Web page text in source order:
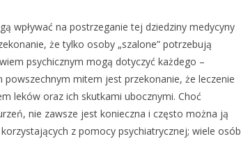
wpływać na postrzeganie tej dziedziny medycyny
że tylko osoby „szalone” potrzebują
psychicznym mogą dotyczyć każdego –
powszechnym mitem jest przekonanie, że leczenie
leków oraz ich skutkami ubocznymi. Choć
nie zawsze jest konieczna i często można ją
z pomocy psychiatrycznej; wiele osób